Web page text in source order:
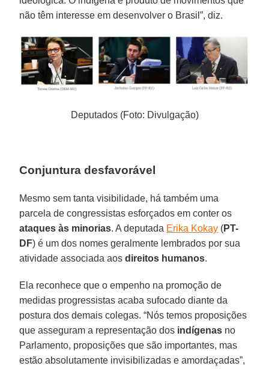
não têm interesse em desenvolver o Brasil”, diz.
Deputados (Foto: Divulgação)
Conjuntura desfavorável
Mesmo sem tanta visibilidade, há também uma
parcela de congressistas esforçados em conter os
ataques às minorias. A deputada Erika Kokay (PT-
DF) é um dos nomes geralmente lembrados por sua
atividade associada aosdireitos humanos.
Ela reconhece que o empenho na promoção de
medidas progressistas acaba sufocado diante da
postura dos demais colegas. “Nós temos proposições
que asseguram a representação dos indígenas no
Parlamento, proposições que são importantes, mas
estão absolutamente invisibilizadas e amordaçadas”,